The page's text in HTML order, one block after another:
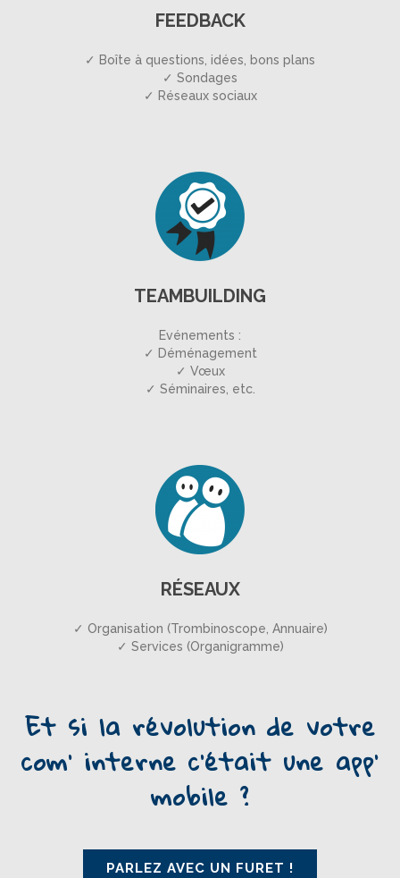
FEEDBACK
✓ Boîte à questions, idées, bons plans
✓ Sondages
✓ Réseaux sociaux
TEAMBUILDING
Evénements :
✓ Déménagement
✓ Vœux
✓ Séminaires, etc.
RÉSEAUX
✓ Organisation (Trombinoscope, Annuaire)
✓ Services (Organigramme)
Et si la révolution de votre
com' interne c'était une app'
mobile ?
PARLEZ AVEC UN FURET !